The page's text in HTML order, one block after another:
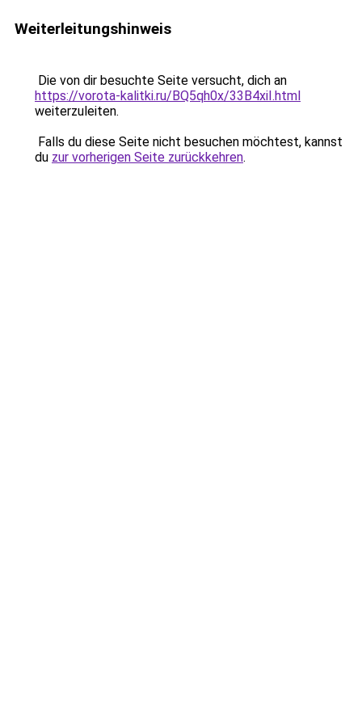
Weiterleitungshinweis
Die von dir besuchte Seite versucht, dich an
https://vorota-kalitki.ru/BQ5qh0x/33B4xiI.html
weiterzuleiten.
Falls du diese Seite nicht besuchen möchtest, kannst
du zur vorherigen Seite zurückkehren.